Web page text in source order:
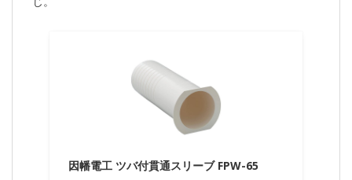
因幡電工 ツバ付貫通スリーブ FPW-65